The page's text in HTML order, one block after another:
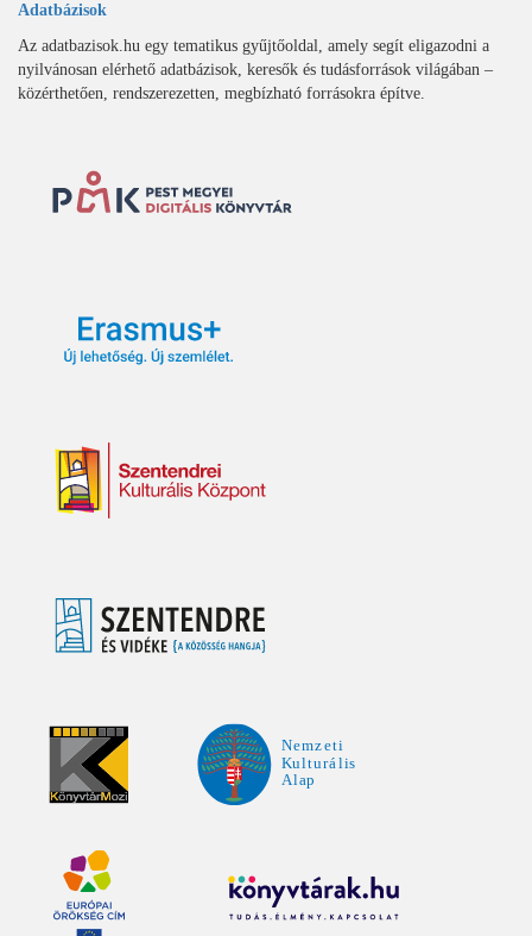
Adatbázisok
Az adatbazisok.hu egy tematikus gyűjtőoldal, amely segít eligazodni a
nyilvánosan elérhető adatbázisok, keresők és tudásforrások világában –
közérthetően, rendszerezetten, megbízható forrásokra építve.